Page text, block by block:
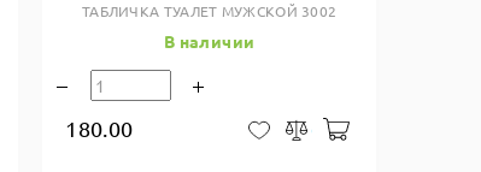
В корзину
ТАБЛИЧКА ТУАЛЕТ МУЖСКОЙ 3002
В наличии
180.00 В закладки
Сравнить